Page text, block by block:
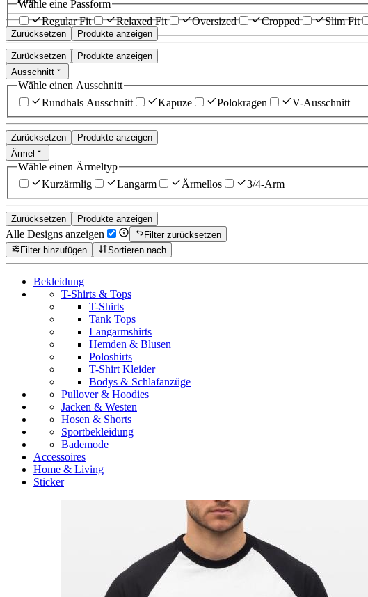
Zurücksetzen Produkte anzeigen
Wähle eine Passform
Regular Fit
Relaxed Fit Oversized Cropped Slim Fit
Zurücksetzen
Produkte anzeigen
Ausschnitt
Wähle einen Ausschnitt
Rundhals Ausschnitt
Kapuze Polokragen V-Ausschnitt
Zurücksetzen
Produkte anzeigen
Ärmel
Wähle einen Ärmeltyp
Kurzärmlig
Langarm Ärmellos 3/4-Arm
Zurücksetzen Produkte anzeigen
Alle Designs anzeigen
Filter zurücksetzen
Filter hinzufügen
Sortieren nach
Bekleidung
T-Shirts & Tops
T-Shirts
Tank Tops
Langarmshirts
Hemden & Blusen
Poloshirts
T-Shirt Kleider
Bodys & Schlafanzüge
Pullover & Hoodies
Jacken & Westen
Hosen & Shorts
Sportbekleidung
Bademode
Accessoires
Home & Living
Sticker